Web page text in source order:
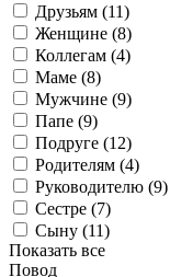
Друзьям (11)
Женщине (8)
Коллегам (4)
Маме (8)
Мужчине (9)
Папе (9)
Подруге (12)
Родителям (4)
Руководителю (9)
Сестре (7)
Сыну (11)
Показать все
Повод